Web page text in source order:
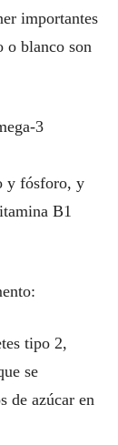
importantes
o blanco son
3
y fósforo, y
B1
tipo 2,
se
de azúcar en